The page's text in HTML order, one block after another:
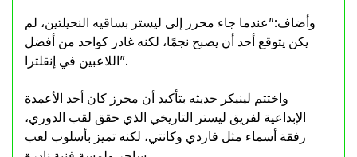
وأضاف:”عندما جاء محرز إلى ليستر بساقيه النحيلتين، لم
يكن يتوقع أحد أن يصبح نجمًا، لكنه غادر كواحد من أفضل
اللاعبين في إنقلترا”.
واختتم لينيكر حديثه بتأكيد أن محرز كان أحد الأعمدة
الإبداعية لفريق ليستر التاريخي الذي حقق لقب الدوري،
رفقة أسماء مثل فاردي وكانتي، لكنه تميز بأسلوب لعب